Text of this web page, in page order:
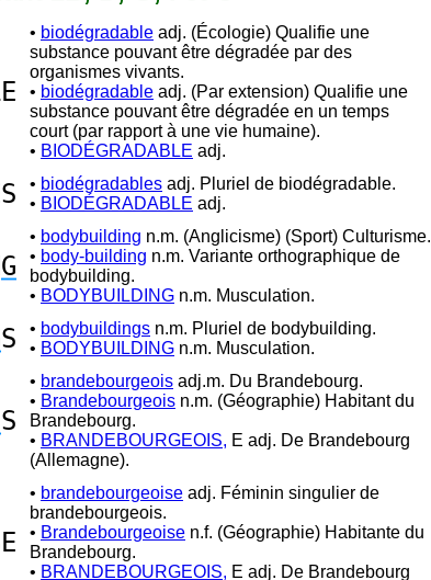
• biodégradable adj. (Écologie) Qualifie une
substance pouvant être dégradée par des
organismes vivants.
• biodégradable adj. (Par extension) Qualifie une
substance pouvant être dégradée en un temps
court (par rapport à une vie humaine).
• BIODÉGRADABLE adj.
• biodégradables adj. Pluriel de biodégradable.
• BIODÉGRADABLE adj.
G
• bodybuilding n.m. (Anglicisme) (Sport) Culturisme.
• body-building n.m. Variante orthographique de
bodybuilding.
• BODYBUILDING n.m. Musculation.
S • bodybuildings n.m. Pluriel de bodybuilding.
• BODYBUILDING n.m. Musculation.
S
• brandebourgeois adj.m. Du Brandebourg.
• Brandebourgeois n.m. (Géographie) Habitant du
Brandebourg.
• BRANDEBOURGEOIS, E adj. De Brandebourg
(Allemagne).
• brandebourgeoise adj. Féminin singulier de
brandebourgeois.
• Brandebourgeoise n.f. (Géographie) Habitante du
Brandebourg.
• BRANDEBOURGEOIS, E adj. De Brandebourg